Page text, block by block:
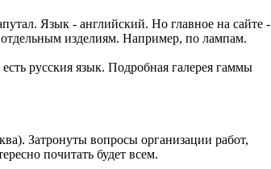
Язык - английский. Но главное на сайте -
изделиям. Например, по лампам.
русския язык. Подробная галерея гаммы
Затронуты вопросы организации работ,
почитать будет всем.